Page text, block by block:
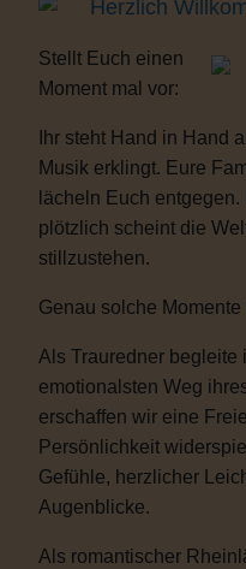
Herzlich
Stellt Euch einen
Moment mal vor:
Ihr steht Hand in Hand
Musik erklingt. Eure
lächeln Euch
plötzlich scheint die
stillzustehen.
Genau solche
Als Trauredner begleite
emotionalsten Weg
erschaffen wir eine
Persönlichkeit
Gefühle, herzlicher
Augenblicke.
Als romantischer